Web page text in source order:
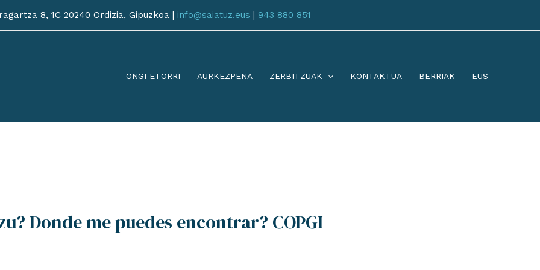
8, 1C 20240 Ordizia, Gipuzkoa | info@saiatuz.eus | 943 880 851
ONGI ETORRI AURKEZPENA ZERBITZUAK KONTAKTUA BERRIAK EUS
Donde me puedes encontrar? COPGI